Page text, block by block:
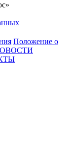
Положение о